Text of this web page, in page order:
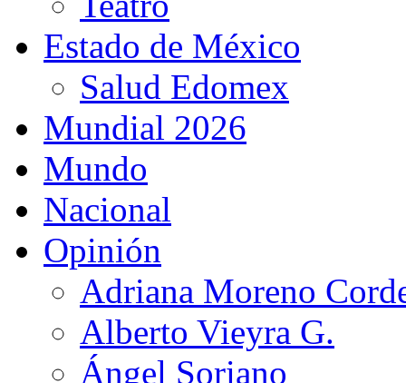
Estado de México
Salud Edomex
Mundial 2026
Mundo
Nacional
Opinión
Adriana Moreno
Alberto Vieyra G.
Ángel Soriano